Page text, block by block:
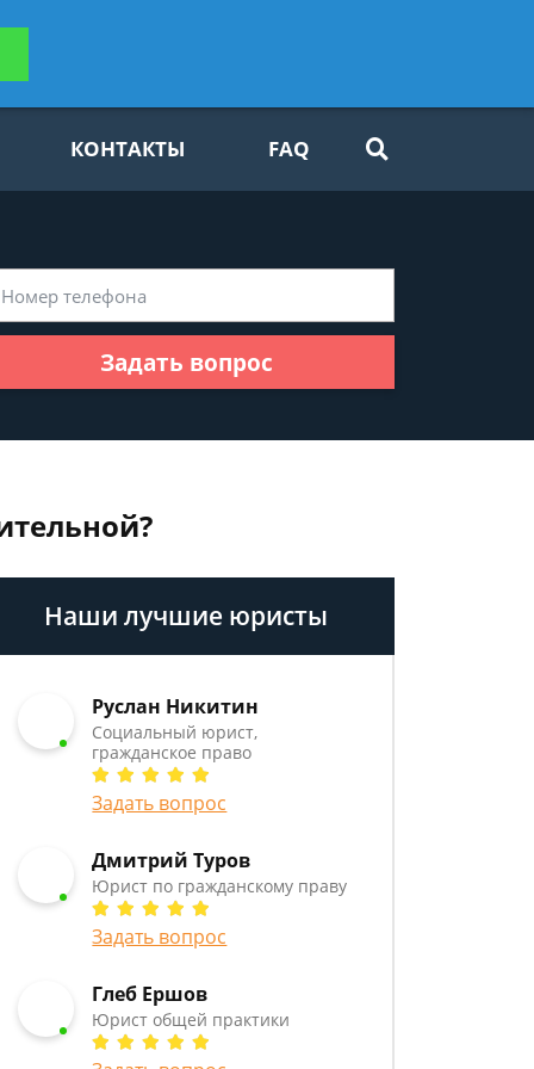
КОНТАКТЫ FAQ
Задать вопрос
Наши лучшие юристы
Руслан Никитин
Социальный юрист,
гражданское право
Задать вопрос
Дмитрий Туров
Юрист по гражданскому праву
Задать вопрос
Глеб Ершов
Юрист общей практики